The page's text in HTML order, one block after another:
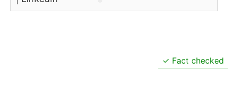
Fact checked